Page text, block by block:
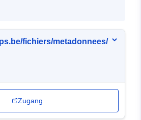
fichiers/metadonnees/
Zugang